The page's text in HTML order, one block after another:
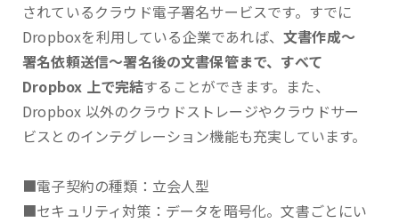
されているクラウド電子署名サービスです。すでに
Dropboxを利用している企業であれば、 文書作成～
署名依頼送信～署名後の文書保管まで、すべて
Dropbox 上で完結することができます。また、
Dropbox 以外のクラウドストレージやクラウドサー
ビスとのインテグレーション機能も充実しています。
■電子契約の種類：立会人型
■セキュリティ対策：データを暗号化。文書ごとにい